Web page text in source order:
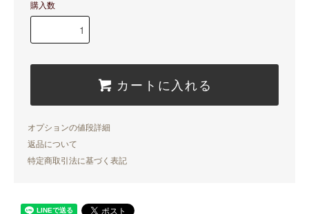
購入数
カートに入れる
オプションの値段詳細
返品について
特定商取引法に基づく表記